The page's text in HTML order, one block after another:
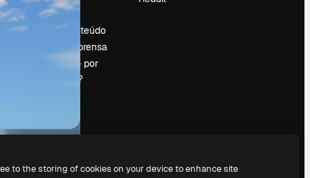
Slidesgo
Vender conteúdo
Sala de imprensa
Procurando por
magnific.ai?
to the storing of cookies on your device to enhance site